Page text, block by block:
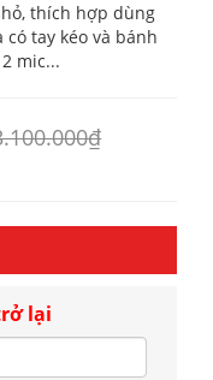
thích hợp dùng
tay kéo và bánh
mic...
lại